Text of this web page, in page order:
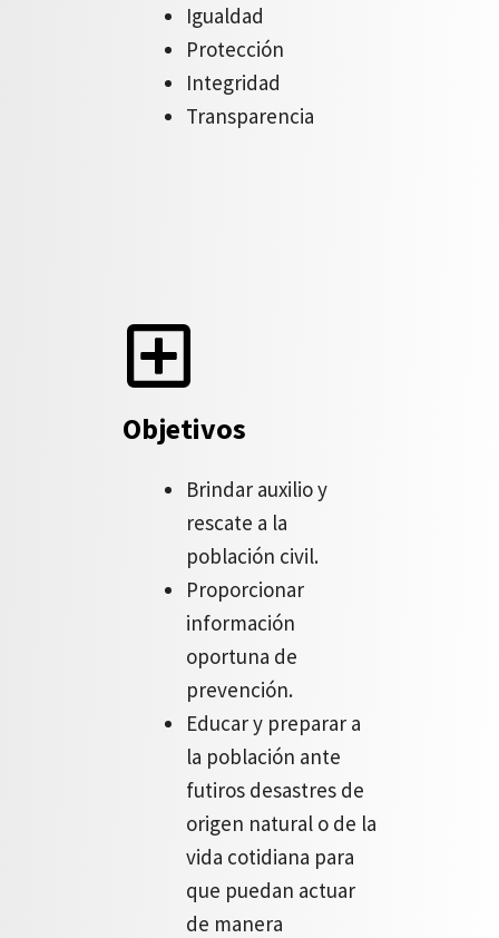
Igualdad
Protección
Integridad
Transparencia
Objetivos
Brindar auxilio y
rescate a la
población civil.
Proporcionar
información
oportuna de
prevención.
Educar y preparar a
la población ante
futiros desastres de
origen natural o de la
vida cotidiana para
que puedan actuar
de manera